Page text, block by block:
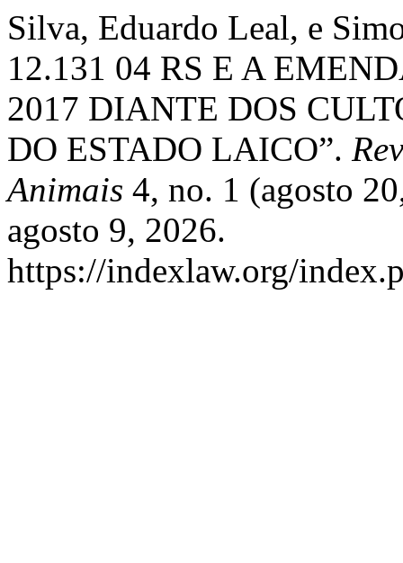
Silva, Eduardo Leal, e
12.131 04 RS E A
2017 DIANTE DOS
DO ESTADO LAICO”.
Animais 4, no. 1 (agosto
agosto 9, 2026.
https://indexlaw.org/